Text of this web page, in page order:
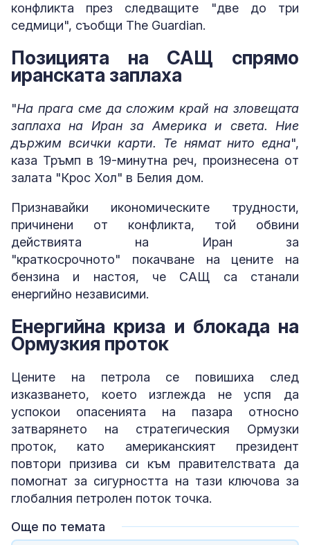
конфликта през следващите "две до три
седмици", съобщи The Guardian.
Позицията на САЩ спрямо
иранската заплаха
"На прага сме да сложим край на зловещата
заплаха на Иран за Америка и света. Ние
държим всички карти. Те нямат нито една",
каза Тръмп в 19-минутна реч, произнесена от
залата "Крос Хол" в Белия дом.
Признавайки икономическите трудности,
причинени от конфликта, той обвини
действията на Иран за
"краткосрочното" покачване на цените на
бензина и настоя, че САЩ са станали
енергийно независими.
Енергийна криза и блокада на
Ормузкия проток
Цените на петрола се повишиха след
изказването, което изглежда не успя да
успокои опасенията на пазара относно
затварянето на стратегическия Ормузки
проток, като американският президент
повтори призива си към правителствата да
помогнат за сигурността на тази ключова за
глобалния петролен поток точка.
Още по темата